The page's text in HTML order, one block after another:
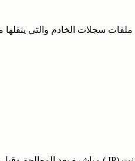
ملفات سجلات الخادم والتي